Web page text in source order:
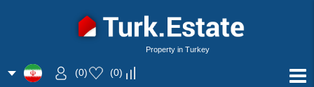
Property in Turkey
(
0
)
(
0
)